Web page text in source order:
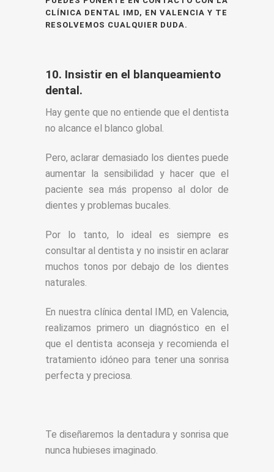
CLÍNICA DENTAL IMD, EN VALENCIA Y TE
RESOLVEMOS CUALQUIER DUDA.
10. Insistir en el blanqueamiento
dental.
Hay gente que no entiende que el dentista
no alcance el blanco global.
Pero, aclarar demasiado los dientes puede
aumentar la sensibilidad y hacer que el
paciente sea más propenso al dolor de
dientes y problemas bucales.
Por lo tanto, lo ideal es siempre es
consultar al dentista y no insistir en aclarar
muchos tonos por debajo de los dientes
naturales.
En nuestra clínica dental IMD, en Valencia,
realizamos primero un diagnóstico en el
que el dentista aconseja y recomienda el
tratamiento idóneo para tener una sonrisa
perfecta y preciosa.
Te diseñaremos la dentadura y sonrisa que
nunca hubieses imaginado.